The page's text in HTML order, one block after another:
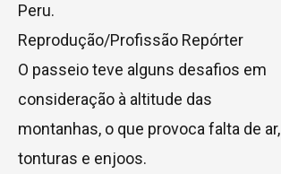
Peru.
Reprodução/Profissão Repórter
O passeio teve alguns desafios em
consideração à altitude das
montanhas, o que provoca falta de ar,
tonturas e enjoos.